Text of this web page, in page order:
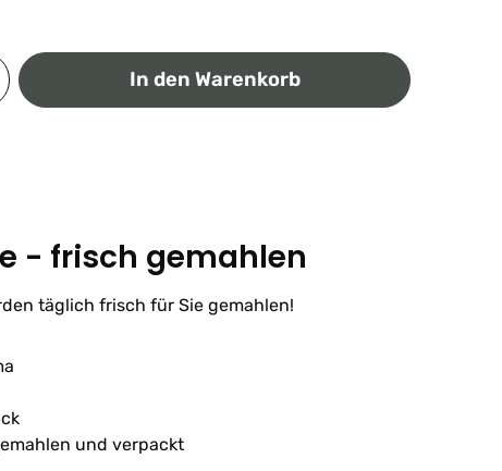
den gewünschten Wert ein oder
In den Warenkorb
- frisch gemahlen
täglich frisch für Sie gemahlen!
und verpackt